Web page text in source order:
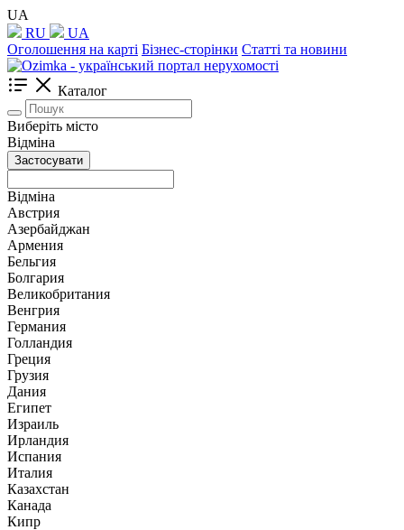
UA
RU
UA
Оголошення на карті Бізнес-сторінки Статті та новини
Каталог
Виберіть місто
Відміна
Застосувати
Відміна
Австрия
Азербайджан
Армения
Бельгия
Болгария
Великобритания
Венгрия
Германия
Голландия
Греция
Грузия
Дания
Египет
Израиль
Ирландия
Испания
Италия
Казахстан
Канада
Кипр